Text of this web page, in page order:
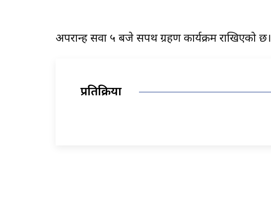
अपरान्ह सवा ५ बजे सपथ ग्रहण कार्यक्रम राखिएको छ।
प्रतिक्रिया